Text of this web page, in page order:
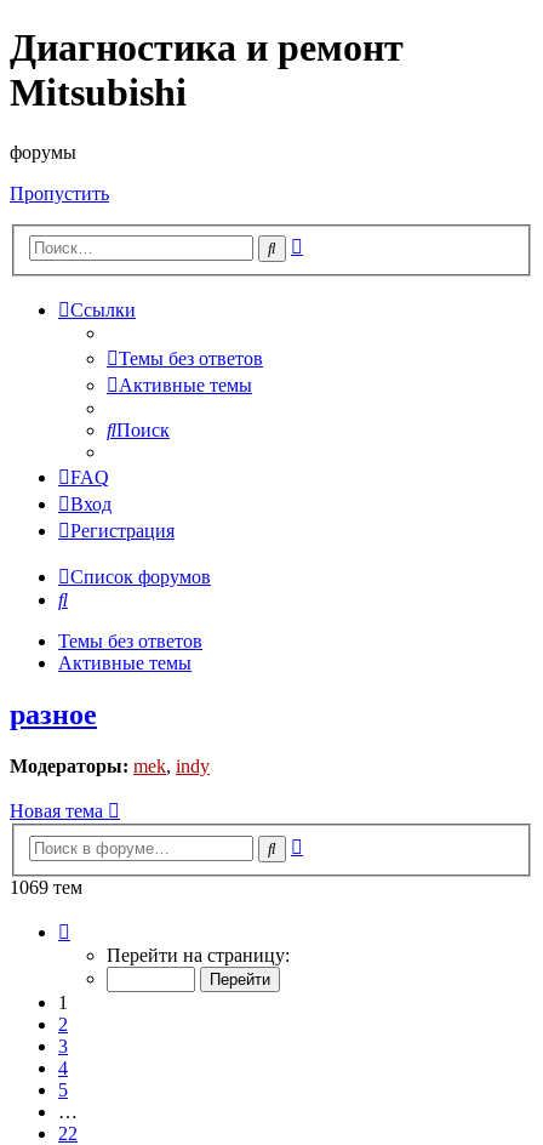
Диагностика и ремонт
Mitsubishi
форумы
Пропустить
Поиск
Ссылки
Темы без ответов
Активные темы
Поиск
FAQ
Вход
Регистрация
Список форумов
Поиск
Темы без ответов
Активные темы
разное
Модераторы: mek, indy
Новая тема
Поиск
1069 тем
Перейти на страницу:
1
2
3
4
5
…
22